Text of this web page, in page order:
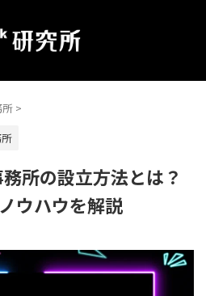
>
所の設立方法とは？
ウハウを解説